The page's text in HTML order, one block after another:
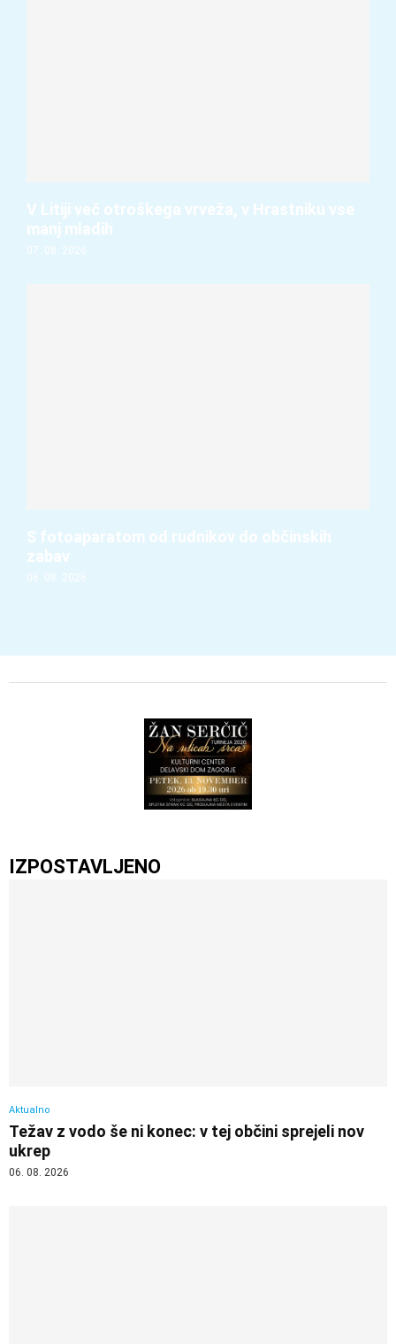
V Litiji več otroškega vrveža, v Hrastniku vse
manj mladih
07. 08. 2026
S fotoaparatom od rudnikov do občinskih
zabav
06. 08. 2026
IZPOSTAVLJENO
Aktualno
Težav z vodo še ni konec: v tej občini sprejeli nov
ukrep
06. 08. 2026